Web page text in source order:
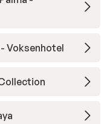
Voksenhotel